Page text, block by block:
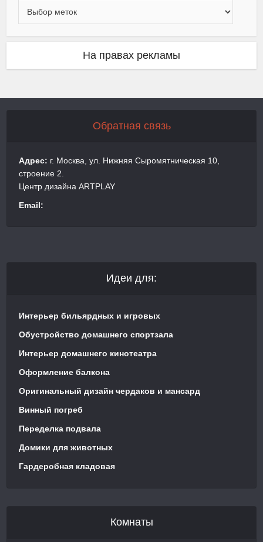
На правах рекламы
Обратная связь
Адрес: г. Москва, ул. Нижняя Сыромятническая 10,
строение 2.
Центр дизайна ARTPLAY
Email:
Идеи для:
Интерьер бильярдных и игровых
Обустройство домашнего спортзала
Интерьер домашнего кинотеатра
Оформление балкона
Оригинальный дизайн чердаков и мансард
Винный погреб
Переделка подвала
Домики для животных
Гардеробная кладовая
Комнаты